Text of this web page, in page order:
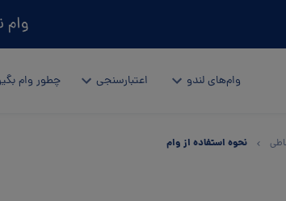
وام‌های لندو اعتبارسنجی چطور وام
نحوه استفاده از وام